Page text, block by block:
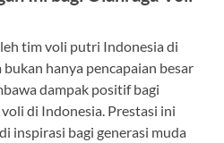
tim voli putri Indonesia di
bukan hanya pencapaian besar
dampak positif bagi
di Indonesia. Prestasi ini
inspirasi bagi generasi muda